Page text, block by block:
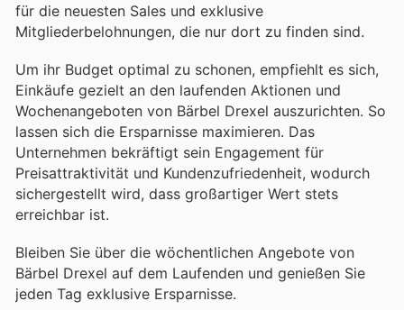
für die neuesten Sales und exklusive
Mitgliederbelohnungen, die nur dort zu finden sind.
Um ihr Budget optimal zu schonen, empfiehlt es sich,
Einkäufe gezielt an den laufenden Aktionen und
Wochenangeboten von Bärbel Drexel auszurichten. So
lassen sich die Ersparnisse maximieren. Das
Unternehmen bekräftigt sein Engagement für
Preisattraktivität und Kundenzufriedenheit, wodurch
sichergestellt wird, dass großartiger Wert stets
erreichbar ist.
Bleiben Sie über die wöchentlichen Angebote von
Bärbel Drexel auf dem Laufenden und genießen Sie
jeden Tag exklusive Ersparnisse.